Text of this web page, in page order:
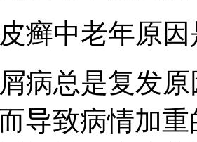
癣中老年原因
病总是复发原
导致病情加